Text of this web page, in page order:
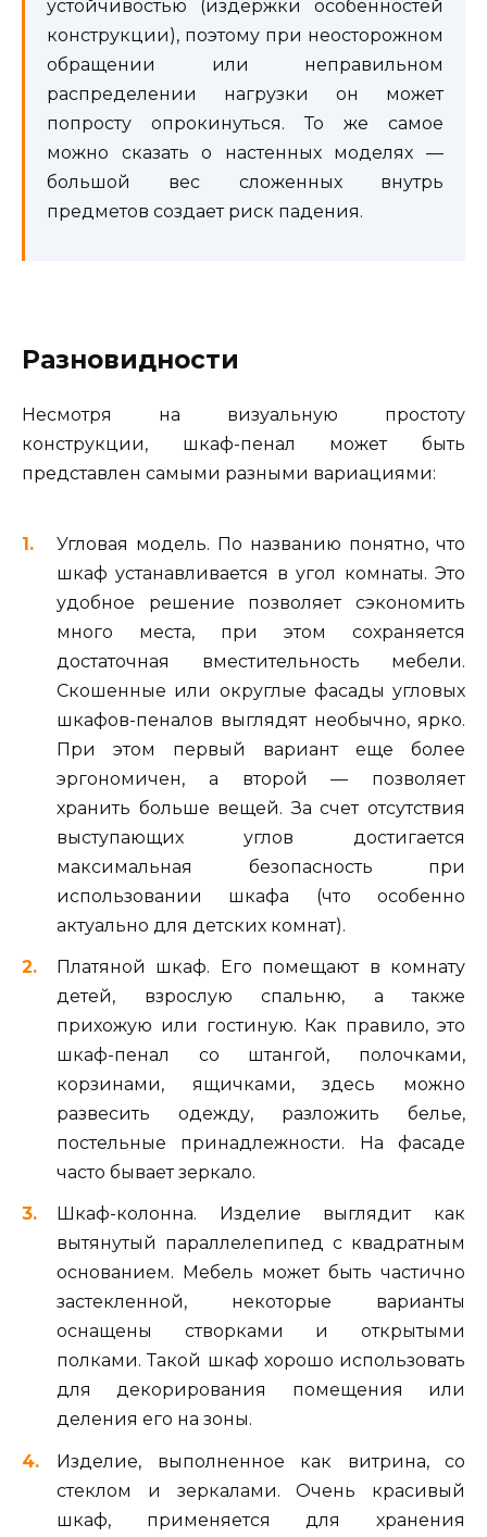
устойчивостью (издержки особенностей
конструкции), поэтому при неосторожном
обращении или неправильном
распределении нагрузки он может
попросту опрокинуться. То же самое
можно сказать о настенных моделях —
большой вес сложенных внутрь
предметов создает риск падения.
Разновидности
Несмотря на визуальную простоту
конструкции, шкаф-пенал может быть
представлен самыми разными вариациями:
Угловая модель. По названию понятно, что
шкаф устанавливается в угол комнаты. Это
удобное решение позволяет сэкономить
много места, при этом сохраняется
достаточная вместительность мебели.
Скошенные или округлые фасады угловых
шкафов-пеналов выглядят необычно, ярко.
При этом первый вариант еще более
эргономичен, а второй — позволяет
хранить больше вещей. За счет отсутствия
выступающих углов достигается
максимальная безопасность при
использовании шкафа (что особенно
актуально для детских комнат).
Платяной шкаф. Его помещают в комнату
детей, взрослую спальню, а также
прихожую или гостиную. Как правило, это
шкаф-пенал со штангой, полочками,
корзинами, ящичками, здесь можно
развесить одежду, разложить белье,
постельные принадлежности. На фасаде
часто бывает зеркало.
Шкаф-колонна. Изделие выглядит как
вытянутый параллелепипед с квадратным
основанием. Мебель может быть частично
застекленной, некоторые варианты
оснащены створками и открытыми
полками. Такой шкаф хорошо использовать
для декорирования помещения или
деления его на зоны.
Изделие, выполненное как витрина, со
стеклом и зеркалами. Очень красивый
шкаф, применяется для хранения